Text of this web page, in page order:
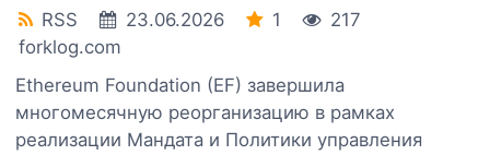
RSS 23.06.2026 1
217
forklog.com
Ethereum Foundation (EF) завершила
многомесячную реорганизацию в рамках
реализации Мандата и Политики управления